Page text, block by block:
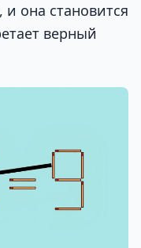
она становится
верный